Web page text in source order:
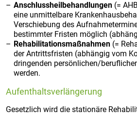
Anschlussheilbehandlungen (=
eine unmittelbare
Verschiebung des
bestimmter Fristen möglich
Rehabilitationsmaßnahmen (=
der Antrittsfristen (abhängig vom
dringenden persönlichen/
werden.
Aufenthaltsverlängerung
Gesetzlich wird die stationäre